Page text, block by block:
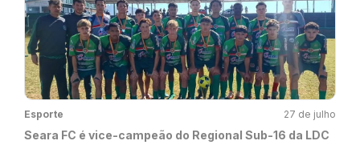
Esporte 27 de julho
Seara FC é vice-campeão do Regional Sub-16 da LDC